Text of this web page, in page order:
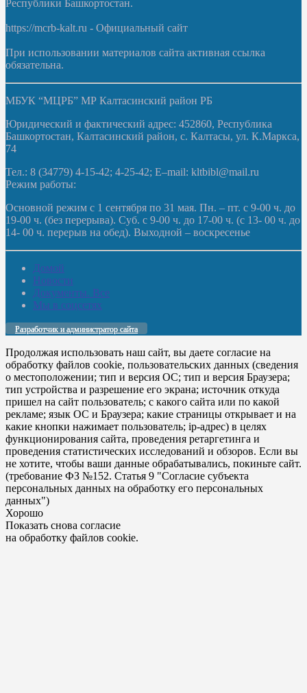
Республики Башкортостан.
https://mcrb-kalt.ru - Официальный сайт
При использовании материалов сайта активная ссылка
обязательна.
МБУК “МЦРБ” МР Калтасинский район РБ
Юридический и фактический адрес: 452860, Республика
Башкортостан, Калтасинский район, с. Калтасы, ул. К.Маркса,
74
Тел.: 8 (34779) 4-15-42; 4-25-42; E–mail: kltbibl@mail.ru
Режим работы:
Основной режим с 1 сентября по 31 мая. Пн. – пт. с 9-00 ч. до
19-00 ч. (без перерыва). Суб. с 9-00 ч. до 17-00 ч. (с 13- 00 ч. до
14- 00 ч. перерыв на обед). Выходной – воскресенье
Домой
Новости
Документы. Все
Мы в соцсетях
Разработчик и администратор сайта
Продолжая использовать наш сайт, вы даете согласие на
обработку файлов cookie, пользовательских данных (сведения
о местоположении; тип и версия ОС; тип и версия Браузера;
тип устройства и разрешение его экрана; источник откуда
пришел на сайт пользователь; с какого сайта или по какой
рекламе; язык ОС и Браузера; какие страницы открывает и на
какие кнопки нажимает пользователь; ip-адрес) в целях
функционирования сайта, проведения ретаргетинга и
проведения статистических исследований и обзоров. Если вы
не хотите, чтобы ваши данные обрабатывались, покиньте сайт.
(требование ФЗ №152. Статья 9 "Согласие субъекта
персональных данных на обработку его персональных
данных")
Хорошо
Показать снова согласие
на обработку файлов cookie.